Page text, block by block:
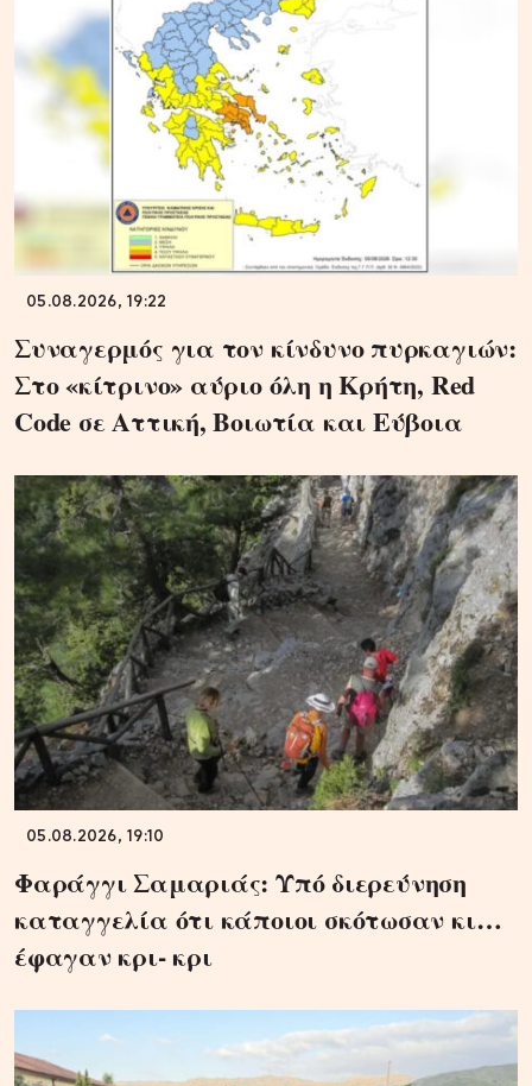
05.08.2026, 19:22
Συναγερμός για τον κίνδυνο πυρκαγιών:
Στο «κίτρινο» αύριο όλη η Κρήτη, Red
Code σε Αττική, Βοιωτία και Εύβοια
05.08.2026, 19:10
Φαράγγι Σαμαριάς: Υπό διερεύνηση
καταγγελία ότι κάποιοι σκότωσαν κι…
έφαγαν κρι- κρι